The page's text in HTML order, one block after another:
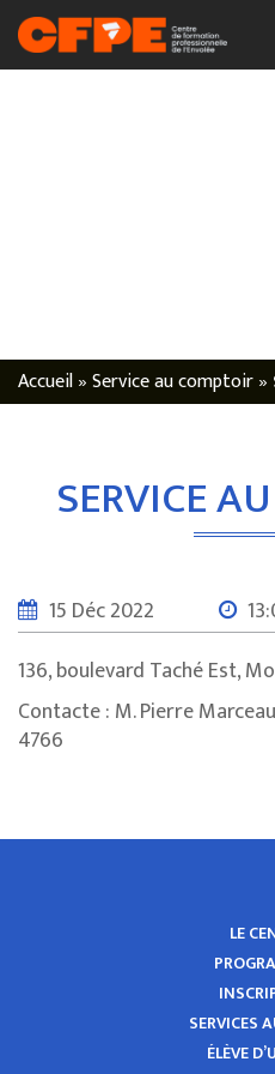
Accueil»Service au comptoir»
SERVICE
15 Déc 2022
136, boulevard Taché Est,
Contacte : M. Pierre
4766
LE
SERVICES
ÉLÈVE